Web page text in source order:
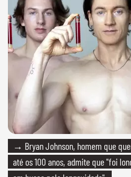
→ Bryan Johnson, homem que
até os 100 anos, admite que "foi